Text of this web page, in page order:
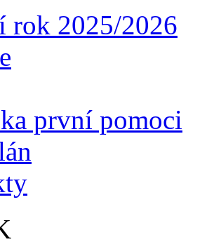
rok 2025/2026
první pomoci